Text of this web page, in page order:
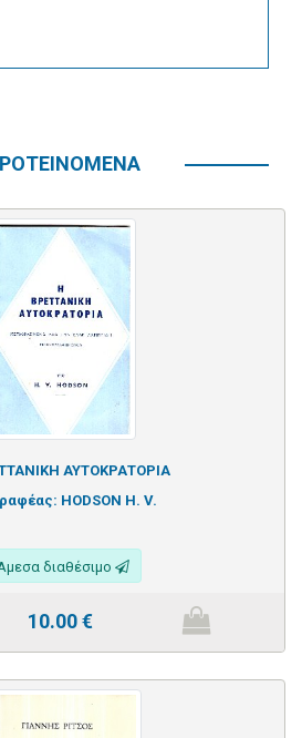
ΑΥΤΟΚΡΑΤΟΡΙΑ
HODSON H. V.
διαθέσιμο
10.00€